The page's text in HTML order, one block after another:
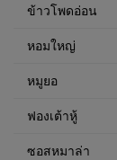
ข้าวโพดอ่อน
หอมใหญ่
หมูยอ
ฟองเต้าหู้
ซอสหมาล่า